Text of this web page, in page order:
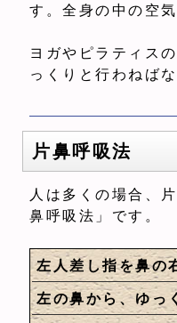
す。全身の中の空
ヨガやピラティス
っくりと行わねば
片鼻呼吸法
人は多くの場合、
鼻呼吸法」です。
左人差し指を鼻の
左の鼻から、ゆっ